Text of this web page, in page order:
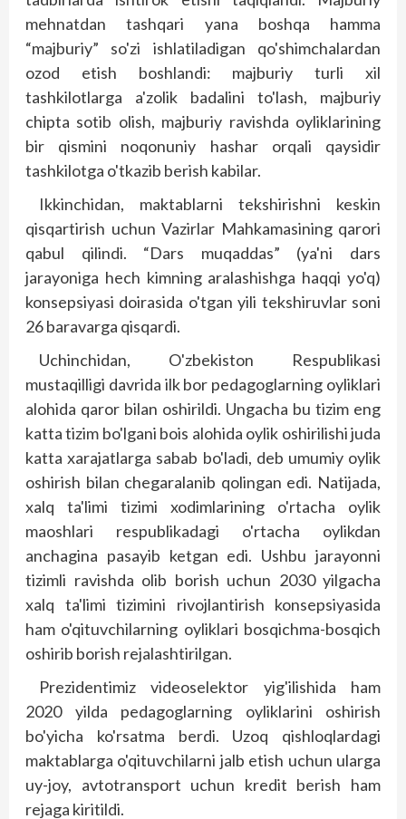
mehnatdan tashqari yana boshqa hamma
“majburiy” so'zi ishlatiladigan qo'shimchalardan
ozod etish boshlandi: majburiy turli xil
tashkilotlarga a'zolik badalini to'lash, majburiy
chipta sotib olish, majburiy ravishda oyliklarining
bir qismini noqonuniy hashar or­qali qaysidir
tashkilotga o'tkazib berish kabilar.
Ikkinchidan, maktablarni tekshirishni keskin
qisqartirish uchun Vazirlar Mahkamasining qarori
qabul qilindi. “Dars muqaddas” (ya'ni dars
jarayoniga hech kimning aralashishga haqqi yo'q)
konsepsiyasi doirasida o'tgan yili tekshiruvlar soni
26 baravarga qisqardi.
Uchinchidan, O'zbekiston Respublikasi
mustaqilligi davrida ilk bor pedagoglarning oyliklari
alohida qaror bilan oshirildi. Ungacha bu tizim eng
katta tizim bo'lgani bois alohida oylik oshirilishi juda
katta xarajatlarga sabab bo'ladi, deb umumiy oylik
oshirish bilan chegaralanib qolingan edi. Natijada,
xalq ta'limi tizimi xodimlarining o'rtacha oylik
maoshlari respublikadagi o'rtacha oylikdan
anchagina pasayib ketgan edi. Ushbu jarayonni
tizimli ravishda olib borish uchun 2030 yilgacha
xalq ta'limi tizimini rivojlantirish konsepsiyasida
ham o'qituvchilarning oyliklari bosqichma-bosqich
oshirib borish rejalashtirilgan.
Prezidentimiz videoselektor yig'ilishida ham
2020 yilda pedagoglarning oyliklarini oshirish
bo'yicha ko'rsatma berdi. Uzoq qishloqlardagi
maktablarga o'qituvchilarni jalb etish uchun ularga
uy-joy, avtotransport uchun kredit berish ham
rejaga kiritildi.